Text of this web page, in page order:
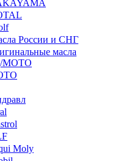
России и СНГ
масла
МОТО
Moly